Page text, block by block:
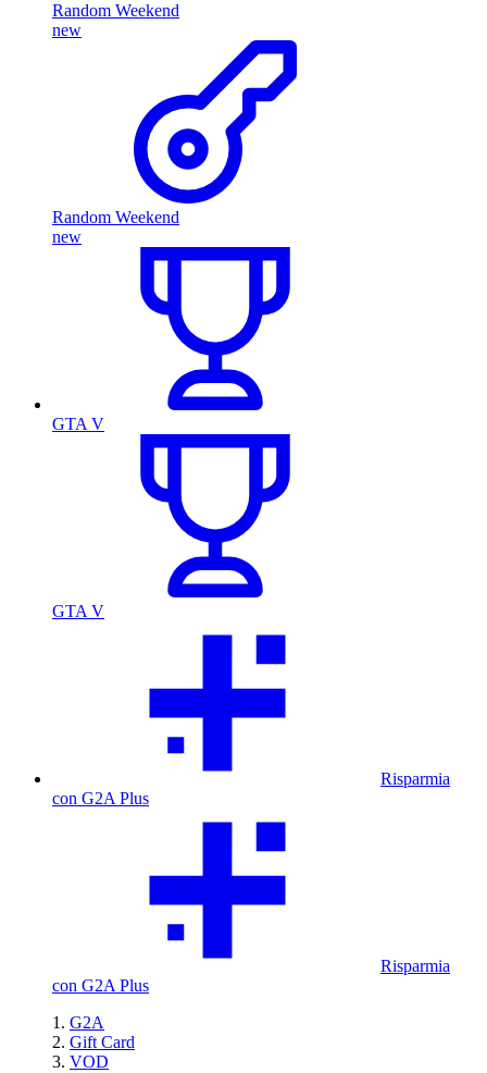
Random Weekend
new
Random Weekend
new
GTA V
GTA V
Risparmia
con G2A Plus
Risparmia
con G2A Plus
G2A
Gift Card
VOD